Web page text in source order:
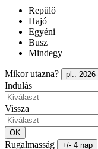
Repülő
Hajó
Egyéni
Busz
Mindegy
Mikor utazna? pl.:
Indulás
Vissza
OK
Rugalmasság +/- 4 nap